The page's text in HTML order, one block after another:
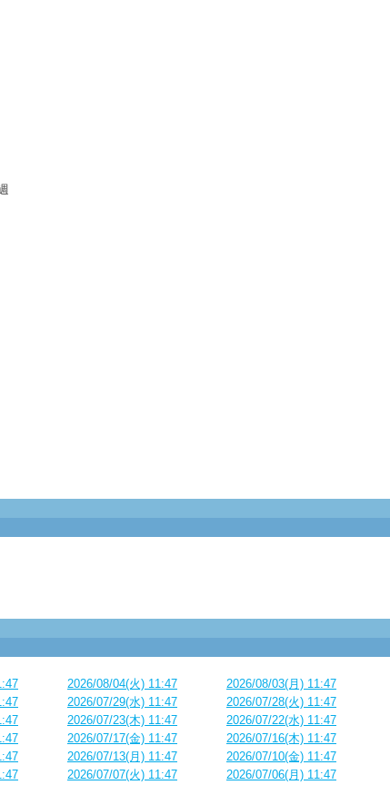
2026/08/04(火) 11:47
2026/08/03(月) 11:47
2026/07/29(水) 11:47
2026/07/28(火) 11:47
2026/07/23(木) 11:47
2026/07/22(水) 11:47
2026/07/17(金) 11:47
2026/07/16(木) 11:47
2026/07/13(月) 11:47
2026/07/10(金) 11:47
2026/07/07(火) 11:47
2026/07/06(月) 11:47